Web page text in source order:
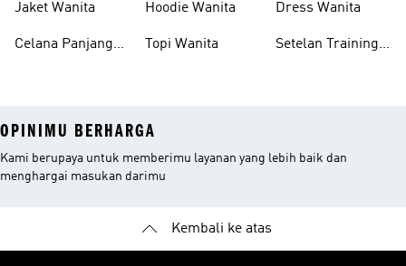
Jaket Wanita
Celana Panjang
Hoodie Wanita
Topi Wanita
Dress Wanita
Setelan Training
OPINIMU BERHARGA
Kami berupaya untuk memberimu layanan yang lebih baik dan
menghargai masukan darimu
Kembali ke atas